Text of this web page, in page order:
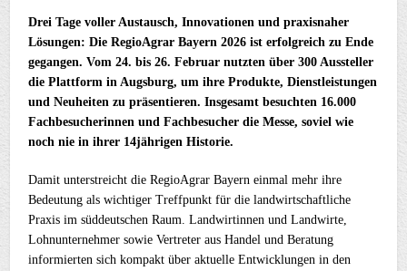
Drei Tage voller Austausch, Innovationen und praxisnaher
Lösungen: Die RegioAgrar Bayern 2026 ist erfolgreich zu Ende
gegangen. Vom 24. bis 26. Februar nutzten über 300 Aussteller
die Plattform in Augsburg, um ihre Produkte, Dienstleistungen
und Neuheiten zu präsentieren. Insgesamt besuchten 16.000
Fachbesucherinnen und Fachbesucher die Messe, soviel wie
noch nie in ihrer 14jährigen Historie.
Damit unterstreicht die RegioAgrar Bayern einmal mehr ihre
Bedeutung als wichtiger Treffpunkt für die landwirtschaftliche
Praxis im süddeutschen Raum. Landwirtinnen und Landwirte,
Lohnunternehmer sowie Vertreter aus Handel und Beratung
informierten sich kompakt über aktuelle Entwicklungen in den